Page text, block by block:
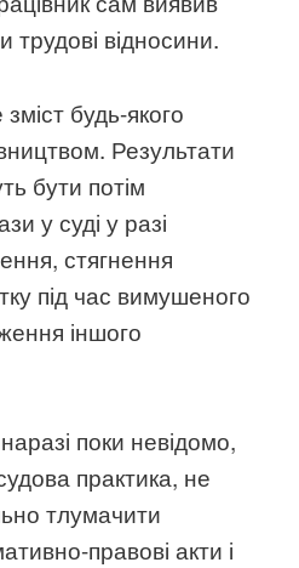
відносини.
будь-якого
Результати
бути потім
у суді у разі
стягнення
під час вимушеного
іншого
поки невідомо,
практика, не
тлумачити
правові акти і